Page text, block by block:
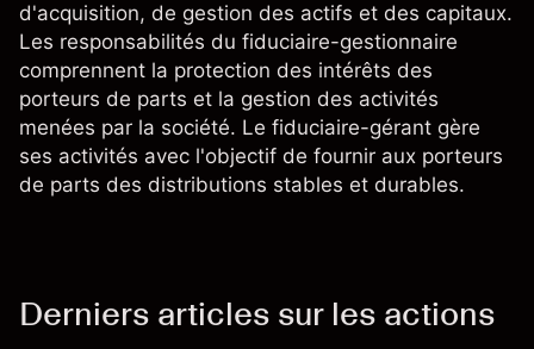
d'acquisition, de gestion des actifs et des capitaux.
Les responsabilités du fiduciaire-gestionnaire
comprennent la protection des intérêts des
porteurs de parts et la gestion des activités
menées par la société. Le fiduciaire-gérant gère
ses activités avec l'objectif de fournir aux porteurs
de parts des distributions stables et durables.
Derniers articles sur les actions